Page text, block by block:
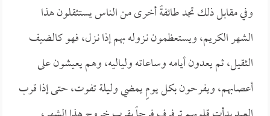
وفي مقابل ذلك تجد طائفةً أخرى من الناس يستثقلون هذا
الشهر الكريم، ويستعظمون نـزوله بهم إذا نـزل، فهو كالضيف
الثقيل، ثم يعدون أيامه وساعاته ولياليه، وهم يعيشون على
أعصابهم، ويفرحون بكل يومٍ يمضي وليلة تفوت، حتى إذا قرب